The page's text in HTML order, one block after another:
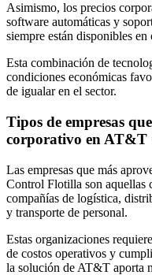
Asimismo, los precios
software automáticas y
siempre están disponibles en
Esta combinación de
condiciones económicas
de igualar en el sector.
Tipos de empresas
corporativo en
Las empresas que más
Control Flotilla son aquellas
compañías de logística,
y transporte de personal.
Estas organizaciones
de costos operativos y
la solución de AT&T aporta